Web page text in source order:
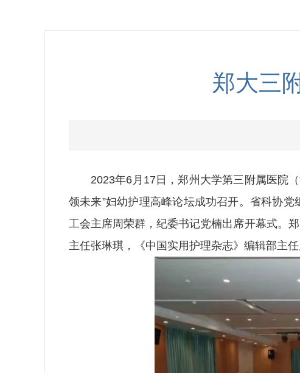
郑大三
2023年6月17日，郑州大学第三附属医院
领未来”妇幼护理高峰论坛成功召开。省科协
工会主席周荣群，纪委书记党楠出席开幕式。
主任张琳琪，《中国实用护理杂志》编辑部主